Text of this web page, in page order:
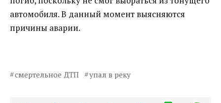
автомобиля. В данный момент выясняются
причины аварии.
смертельное ДТП упал в реку